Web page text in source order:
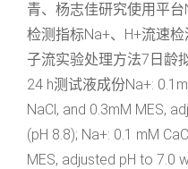
青、杨志佳研究使用平
检测指标Na+、H+流速
子流实验处理方法7日龄
24 h测试液成份Na+:
NaCl, and 0.3mM MES,
(pH 8.8); Na+: 0.1 mM
MES, adjusted pH to 7.0